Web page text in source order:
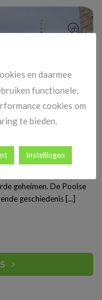
charme van
geheimen. De Poolse
geschiedenis [...]
en daarmee
functionele,
cookies om
te bieden.
Instellingen